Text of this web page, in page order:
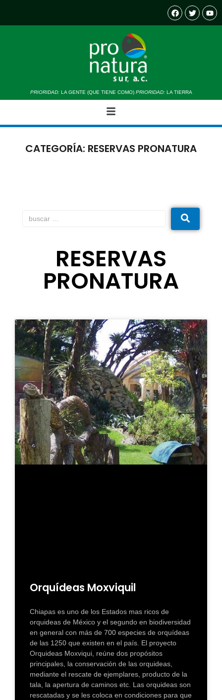
PRIORIDAD:LA GENTE (QUE TIENE COMO) PRIORIDAD:LA TIERRA
CATEGORÍA: RESERVAS PRONATURA
RESERVAS
PRONATURA
Orquídeas Moxviquil
Chiapas es uno de los Estados mas ricos de
orquideas de México y el segundo en biodiversidad
en general con más de 700 especies de orquídeas
de las 1250 que existen en el país. El proyecto
Orquideas Moxviqui, reúne dos propósitos
principales, la conservación de las orquideas,
mediante el rescate de ejemplares, producto de la
tala, la apertura de caminos etc. Las orquideas son
rescatadas y se les coloca en condiciones para que